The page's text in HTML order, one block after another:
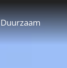
Duurzaam